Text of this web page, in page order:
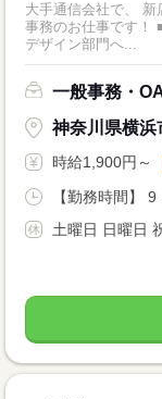
大手通信会社で、
事務のお仕事です！ ■店舗設計のサポート ・店舗図面のチェック ・
デザイン部門へ...
一般事務・
神奈川県横浜
時給1,900円～
【勤務時間】
土曜日 日曜日